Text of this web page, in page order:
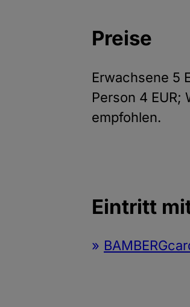
Preise
Erwachsene 5
Person 4
empfohlen.
Eintritt